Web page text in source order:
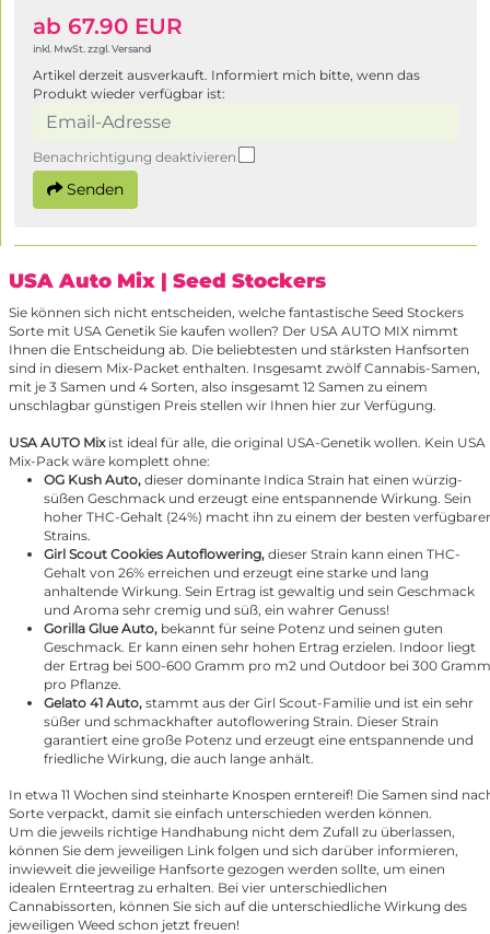
ab 67.90 EUR
inkl. MwSt. zzgl. Versand
Artikel derzeit ausverkauft. Informiert mich bitte, wenn das
Produkt wieder verfügbar ist:
Benachrichtigung deaktivieren
Senden
USA Auto Mix | Seed Stockers
Sie können sich nicht entscheiden, welche fantastische Seed Stockers
Sorte mit USA Genetik Sie kaufen wollen? Der USA AUTO MIX nimmt
Ihnen die Entscheidung ab. Die beliebtesten und stärksten Hanfsorten
sind in diesem Mix-Packet enthalten. Insgesamt zwölf Cannabis-Samen,
mit je 3 Samen und 4 Sorten, also insgesamt 12 Samen zu einem
unschlagbar günstigen Preis stellen wir Ihnen hier zur Verfügung.
USA AUTO Mixist ideal für alle, die original USA-Genetik wollen. Kein USA
Mix-Pack wäre komplett ohne:
OG Kush Auto, dieser dominante Indica Strain hat einen würzig-
süßen Geschmack und erzeugt eine entspannende Wirkung. Sein
hoher THC-Gehalt (24%) macht ihn zu einem der besten
Strains.
Girl Scout Cookies Autoflowering, dieser Strain kann einen THC-
Gehalt von 26% erreichen und erzeugt eine starke und lang
anhaltende Wirkung. Sein Ertrag ist gewaltig und sein Geschmack
und Aroma sehr cremig und süß, ein wahrer Genuss!
Gorilla Glue Auto, bekannt für seine Potenz und seinen guten
Geschmack. Er kann einen sehr hohen Ertrag erzielen. Indoor liegt
der Ertrag bei 500-600 Gramm pro m2 und Outdoor bei 300 Gramm
pro Pflanze.
Gelato 41 Auto, stammt aus der Girl Scout-Familie und ist ein sehr
süßer und schmackhafter autoflowering Strain. Dieser Strain
garantiert eine große Potenz und erzeugt eine entspannende und
friedliche Wirkung, die auch lange anhält.
In etwa 11 Wochen sind steinharte Knospen erntereif! Die Samen sind
Sorte verpackt, damit sie einfach unterschieden werden können.
Um die jeweils richtige Handhabung nicht dem Zufall zu überlassen,
können Sie dem jeweiligen Link folgen und sich darüber informieren,
inwieweit die jeweilige Hanfsorte gezogen werden sollte, um einen
idealen Ernteertrag zu erhalten. Bei vier unterschiedlichen
Cannabissorten, können Sie sich auf die unterschiedliche Wirkung des
jeweiligen Weed schon jetzt freuen!